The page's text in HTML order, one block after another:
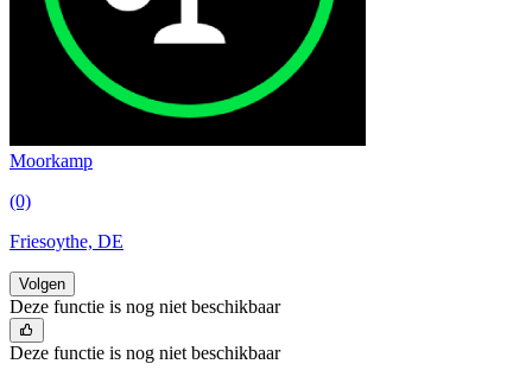
Moorkamp
(0)
Friesoythe, DE
Volgen
Deze functie is nog niet beschikbaar
Deze functie is nog niet beschikbaar